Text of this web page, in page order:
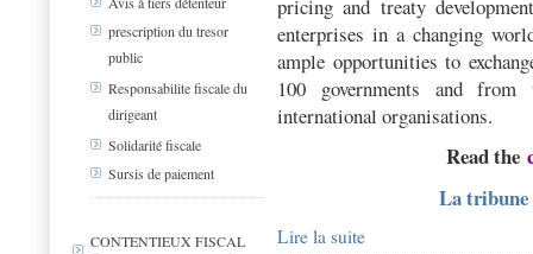
prescription du tresor
public
Responsabilite fiscale du
dirigeant
Solidarité fiscale
Sursis de paiement
CONTENTIEUX FISCAL
pricing and treaty
enterprises in a changing
ample opportunities to
100 governments and from
international organisations.
Read the
La
Lire la suite